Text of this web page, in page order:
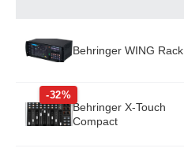
Behringer WING Rack
-32%
Behringer X-Touch
Compact